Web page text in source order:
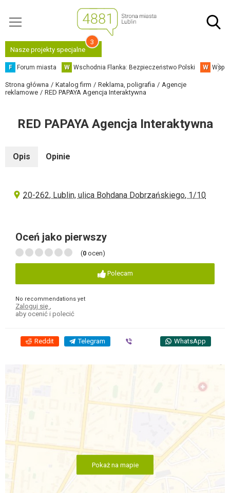
Nasze projekty specjalne
3
F Forum miasta W Wschodnia Flanka: Bezpieczeństwo Polski W
Strona główna Katalog firm Reklama, poligrafia
Agencje
reklamowe
RED PAPAYA Agencja Interaktywna
RED PAPAYA Agencja Interaktywna
Opis Opinie
20-262, Lublin, ulica Bohdana Dobrzańskiego, 1/10
Oceń jako pierwszy
(0 ocen)
Polecam
No recommendations yet
Zaloguj się
aby ocenić i polecić
Reddit Telegram WhatsApp
Pokaż na mapie